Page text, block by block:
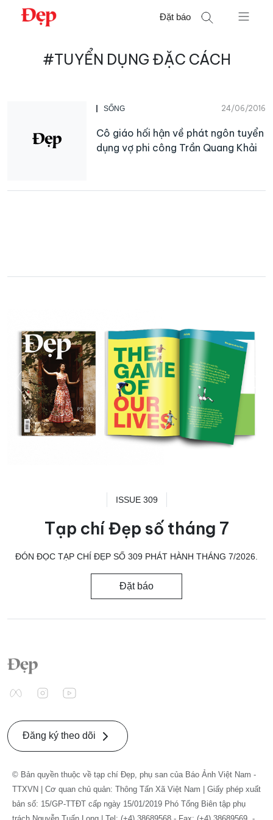
Chuyển
Đặt báo
#TUYỂN DỤNG ĐẶC CÁCH
SỐNG 24/06/2016
Cô giáo hối hận về phát ngôn tuyển
dụng vợ phi công Trần Quang Khải
ISSUE 309
Tạp chí Đẹp số tháng 7
ĐÓN ĐỌC TẠP CHÍ ĐẸP SỐ 309 PHÁT HÀNH THÁNG 7/2026.
Đặt báo
Đăng ký theo dõi
© Bản quyền thuộc về tạp chí Đẹp, phụ san của Báo Ảnh Việt Nam -
TTXVN | Cơ quan chủ quản: Thông Tấn Xã Việt Nam | Giấy phép xuất
bản số: 15/GP-TTĐT cấp ngày 15/01/2019 Phó Tổng Biên tập phụ